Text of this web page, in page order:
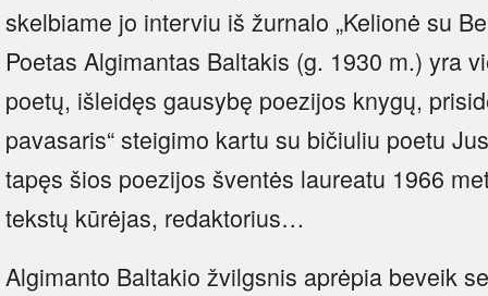
skelbiame jo interviu iš žurnalo „Kelionė su
Poetas Algimantas Baltakis (g. 1930 m.) yra
poetų, išleidęs gausybę poezijos knygų,
pavasaris“ steigimo kartu su bičiuliu poetu
tapęs šios poezijos šventės laureatu 1966
tekstų kūrėjas, redaktorius…
Algimanto Baltakio žvilgsnis aprėpia beveik